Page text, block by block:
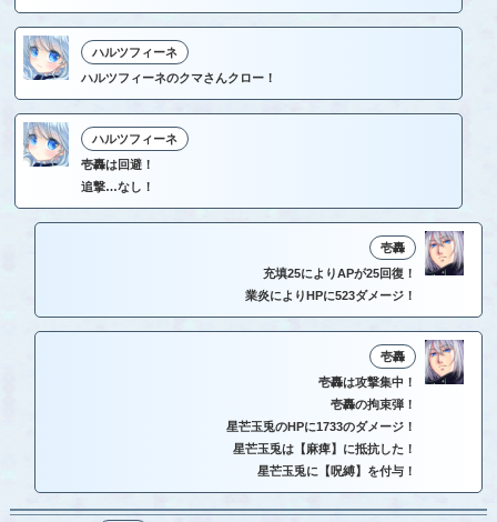
ハルツフィーネ
ハルツフィーネのクマさんクロー！
ハルツフィーネ
壱轟は回避！
追撃…なし！
壱轟
充填25によりAPが25回復！
業炎によりHPに523ダメージ！
壱轟
壱轟は攻撃集中！
壱轟の拘束弾！
星芒玉兎のHPに1733のダメージ！
星芒玉兎は【麻痺】に抵抗した！
星芒玉兎に【呪縛】を付与！